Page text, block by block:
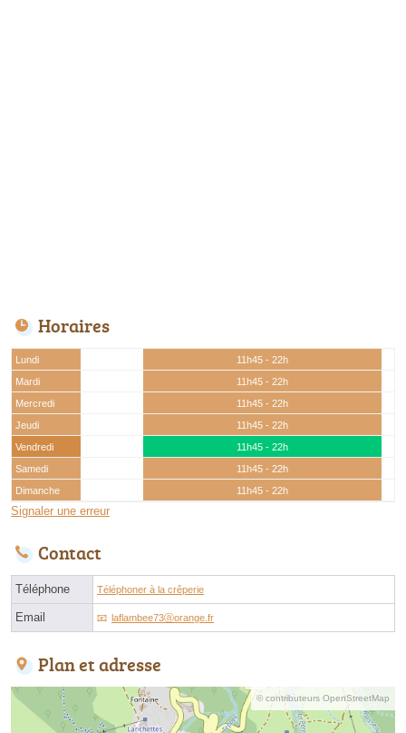
Horaires
Lundi
11h45 - 22h
Mardi
11h45 - 22h
Mercredi
11h45 - 22h
Jeudi
11h45 - 22h
Vendredi
11h45 - 22h
Samedi
11h45 - 22h
Dimanche
11h45 - 22h
Signaler une erreur
Contact
Téléphone Téléphoner à la crêperie
Email laflambee73ⓐorange.fr
Plan et adresse
© contributeurs OpenStreetMap